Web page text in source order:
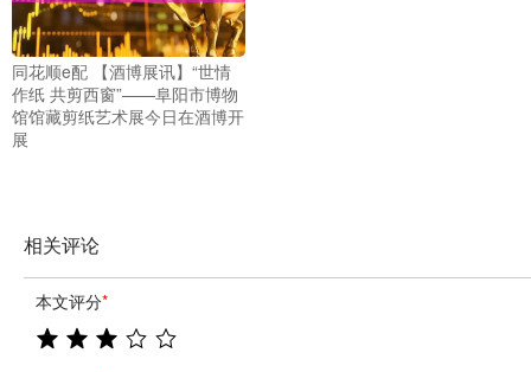
同花顺e配 【酒博展讯】“世情
作纸 共剪西窗”——阜阳市博物
馆馆藏剪纸艺术展今日在酒博开
展
相关评论
本文评分*